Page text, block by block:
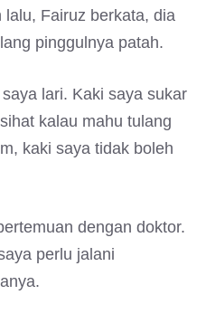
lalu, Fairuz berkata, dia
pinggulnya patah.
lari. Kaki saya sukar
kalau mahu tulang
kaki saya tidak boleh
dengan doktor.
perlu jalani